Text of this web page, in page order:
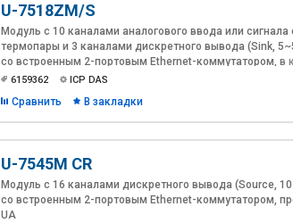
U-7518ZM/S
Модуль с 10 каналами аналогового ввода или сигнала
термопары и 3 каналами дискретного вывода (Sink,
со встроенным 2-портовым Ethernet-коммутатором, в
поставки входит DB-1820, протокол OPC UA
6159362 ICP DAS
Сравнить В закладки
U-7545M CR
Модуль с 16 каналами дискретного вывода (Source,
со встроенным 2-портовым Ethernet-коммутатором,
UA